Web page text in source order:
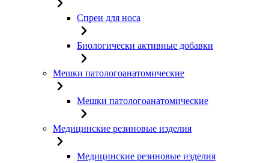
Спреи для носа
Биологически активные добавки
Мешки патологоанатомические
Мешки патологоанатомические
Медицинские резиновые изделия
Медицинские резиновые изделия